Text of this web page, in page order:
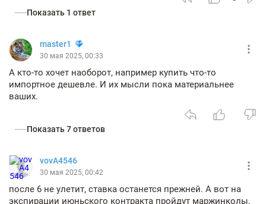
Показать 1 ответ
master1
30 мая 2025, 00:33
А кто-то хочет наоборот, например купить что-то
импортное дешевле. И их мысли пока материальнее
ваших.
Показать 7 ответов
vovA4546
30 мая 2025, 00:42
после 6 не улетит, ставка останется прежней. А вот на
экспирации июньского контракта пройдут маржинколы,